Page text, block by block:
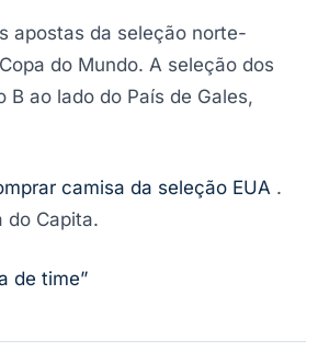
apostas da seleção norte-
do Mundo. A seleção dos
B ao lado do País de Gales,
camisa da seleção EUA .
do Capita.
de time”